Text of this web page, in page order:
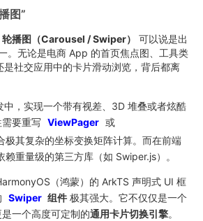
图”
轮播图（Carousel / Swiper）
可以说是出
。无论是电商 App 的首页焦点图、工具类
社交应用中的卡片滑动浏览，背后都离
，实现一个带有视差、3D 堆叠或者炫酷
要重写 ViewPager 或
极其复杂的坐标变换矩阵计算。而在前端
重量级的第三方库（如 Swiper.js）。
（鸿蒙）的 ArkTS 声明式 UI 框
Swiper 组件 极其强大。它不仅仅是一个
一个高度可定制的通用卡片切换引擎。